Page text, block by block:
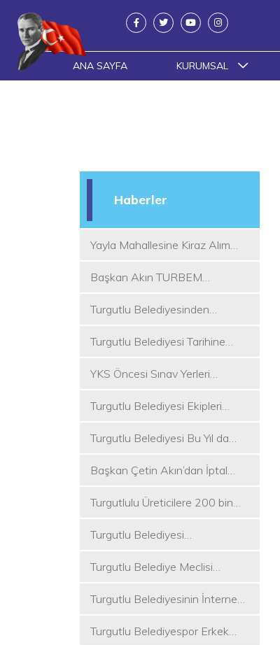
ANA SAYFA KURUMSAL
Haberler
Yayla Mahallesine Kiraz Alım
Başkan Akın TURBEM
Turgutlu Belediyesinden
Mesai
Turgutlu Belediyesi Tarihine
YKS Öncesi Sınav Yerleri
Turgutlu Belediyesi Ekipleri
Hizmete Devam Ediyor
Turgutlu Belediyesi Bu Yıl da
Kuracak
Başkan Çetin Akın’dan İptal
Turgutlulu Üreticilere 200 bin
Turgutlu Belediyesi
Turgutlu Belediye Meclisi
Turgutlu Belediyesinin İnternet
Turgutlu Belediyespor Erkek